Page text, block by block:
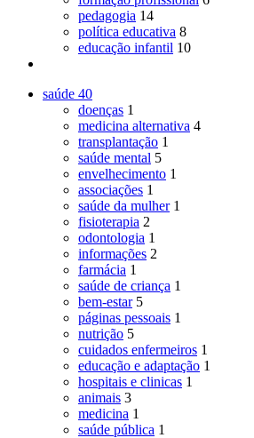
pedagogia 14
política educativa 8
educação infantil 10
saúde 40
doenças 1
medicina alternativa 4
transplantação 1
saúde mental 5
envelhecimento 1
associações 1
saúde da mulher 1
fisioterapia 2
odontologia 1
informações 2
farmácia 1
saúde de criança 1
bem-estar 5
páginas pessoais 1
nutrição 5
cuidados enfermeiros 1
educação e adaptação 1
hospitais e clinicas 1
animais 3
medicina 1
saúde pública 1